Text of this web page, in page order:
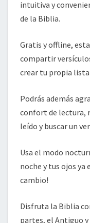
intuitiva y
de la Biblia.
Gratis y offline,
compartir
crear tu propia
Podrás además
confort de lectura,
leído y buscar un
Usa el modo
noche y tus ojos ya
cambio!
Disfruta la Biblia
partes, el Antiguo